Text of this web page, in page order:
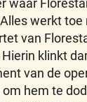
waar
werkt toe
van
klinkt
van de
hem te